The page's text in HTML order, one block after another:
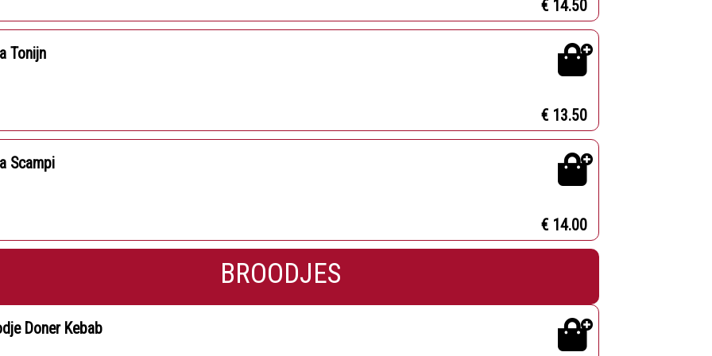
€ 14.50
Tonijn
€ 13.50
Scampi
€ 14.00
BROODJES
Doner Kebab